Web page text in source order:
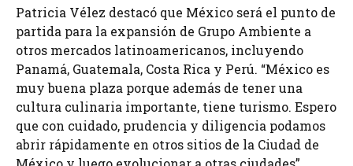
Patricia Vélez destacó que México será el punto de
partida para la expansión de Grupo Ambiente a
otros mercados latinoamericanos, incluyendo
Panamá, Guatemala, Costa Rica y Perú. “México es
muy buena plaza porque además de tener una
cultura culinaria importante, tiene turismo. Espero
que con cuidado, prudencia y diligencia podamos
abrir rápidamente en otros sitios de la Ciudad de